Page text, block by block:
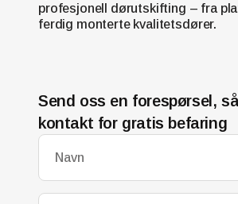
profesjonell dørutskifting – fra
ferdig monterte kvalitetsdører.
Send oss en forespørsel,
kontakt for gratis befaring